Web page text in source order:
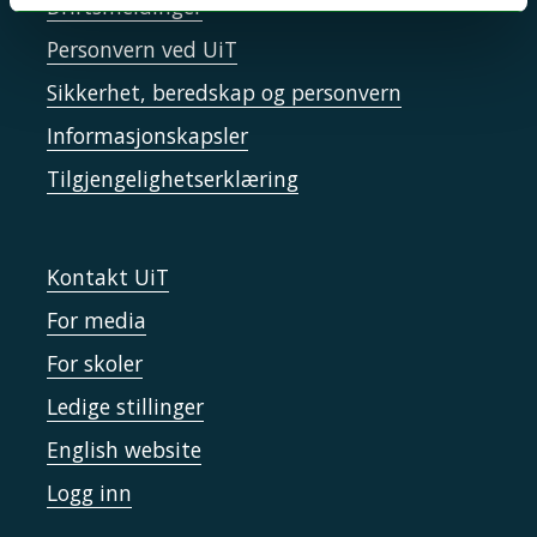
Driftsmeldinger
Personvern ved UiT
Sikkerhet, beredskap og personvern
Informasjonskapsler
Tilgjengelighetserklæring
Kontakt UiT
For media
For skoler
Ledige stillinger
English website
Logg inn